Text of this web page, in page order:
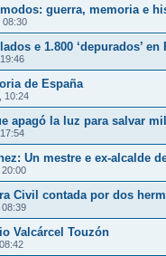
guerra, memoria e
08:30
e 1.800 ‘depurados’
de España
10:24
apagó la luz para salvar
Un mestre e ex-alcalde
Civil contada por dos
Valcárcel Touzón